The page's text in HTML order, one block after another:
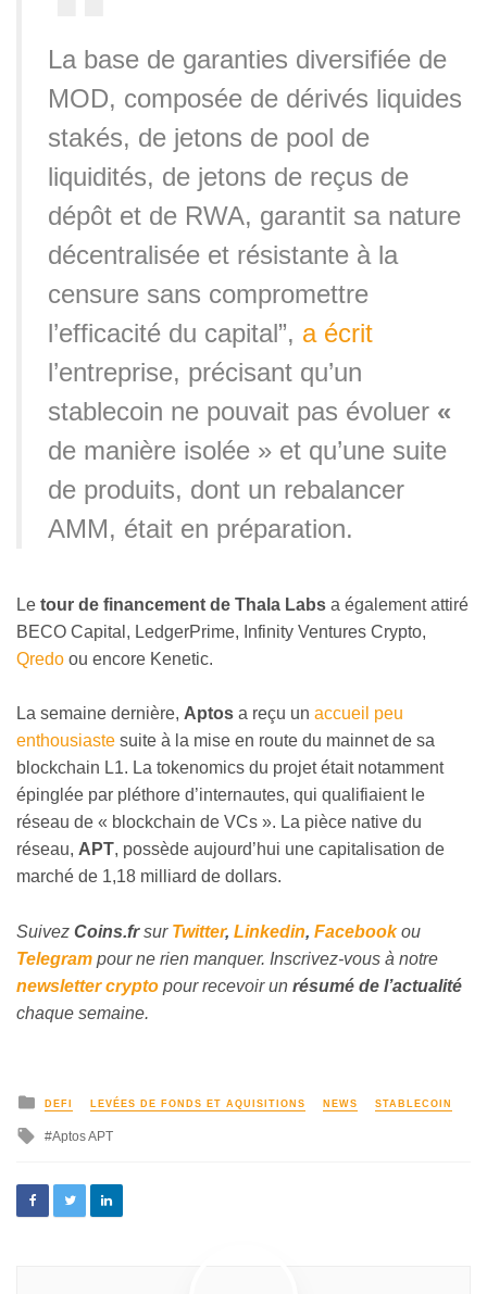
La base de garanties diversifiée de
MOD, composée de dérivés liquides
stakés, de jetons de pool de
liquidités, de jetons de reçus de
dépôt et de RWA, garantit sa nature
décentralisée et résistante à la
censure sans compromettre
l’efficacité du capital”, a écrit
l’entreprise, précisant qu’un
stablecoin ne pouvait pas évoluer «
de manière isolée » et qu’une suite
de produits, dont un rebalancer
AMM, était en préparation.
Le tour de financement de Thala Labs a également attiré
BECO Capital, LedgerPrime, Infinity Ventures Crypto,
Qredo ou encore Kenetic.
La semaine dernière, Aptos a reçu un accueil peu
enthousiaste suite à la mise en route du mainnet de sa
blockchain L1. La tokenomics du projet était notamment
épinglée par pléthore d’internautes, qui qualifiaient le
réseau de « blockchain de VCs ». La pièce native du
réseau, APT, possède aujourd’hui une capitalisation de
marché de 1,18 milliard de dollars.
Suivez Coins.frsur Twitter, Linkedin, Facebookou
Telegram pour ne rien manquer. Inscrivez-vous à notre
newsletter crypto pour recevoir un résumé de l’actualité
chaque semaine.
DEFI LEVÉES DE FONDS ET AQUISITIONS NEWS STABLECOIN
Aptos APT